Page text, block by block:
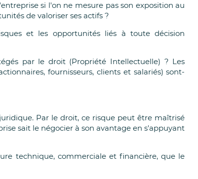
si l'on ne mesure pas son exposition au
de valoriser ses actifs ?
et les opportunités liés à toute décision
par le droit (Propriété Intellectuelle) ? Les
fournisseurs, clients et salariés) sont-
Par le droit, ce risque peut être maîtrisé
sait le négocier à son avantage en s'appuyant
technique, commerciale et financière, que le